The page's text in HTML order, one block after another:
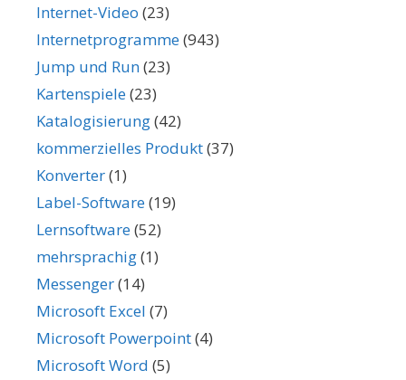
Internet-Video (23)
Internetprogramme(943)
Jump und Run(23)
Kartenspiele(23)
Katalogisierung(42)
kommerzielles Produkt(37)
Konverter(1)
Label-Software(19)
Lernsoftware(52)
mehrsprachig(1)
Messenger(14)
Microsoft Excel (7)
Microsoft Powerpoint(4)
Microsoft Word (5)